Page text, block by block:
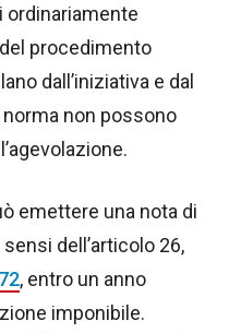
ordinariamente
procedimento
dall’iniziativa e dal
non possono
emettere una nota di
dell’articolo 26,
, entro un anno
imponibile.